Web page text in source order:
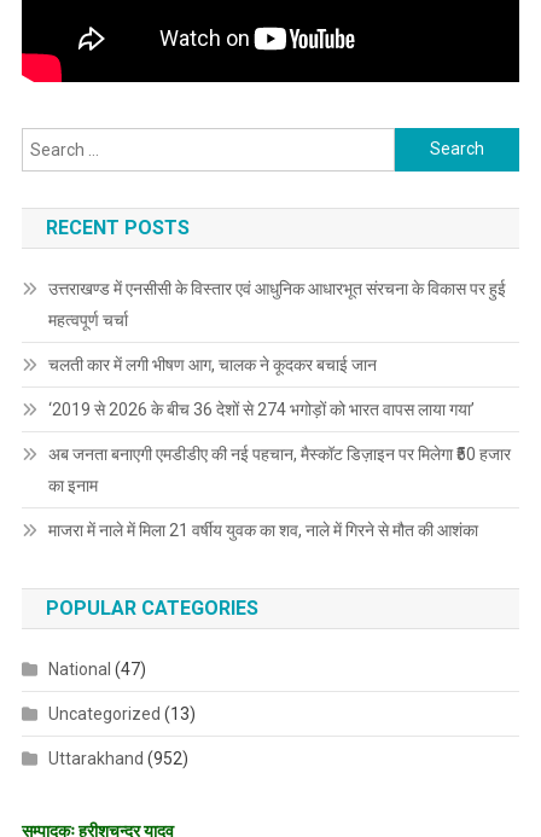
Search
for:
RECENT POSTS
उत्तराखण्ड में एनसीसी के विस्तार एवं आधुनिक आधारभूत संरचना के विकास पर हुई
महत्वपूर्ण चर्चा
चलती कार में लगी भीषण आग, चालक ने कूदकर बचाई जान
‘2019 से 2026 के बीच 36 देशों से 274 भगोड़ों को भारत वापस लाया गया’
अब जनता बनाएगी एमडीडीए की नई पहचान, मैस्कॉट डिज़ाइन पर मिलेगा ₹50 हजार
का इनाम
माजरा में नाले में मिला 21 वर्षीय युवक का शव, नाले में गिरने से मौत की आशंका
POPULAR CATEGORIES
National (47)
Uncategorized (13)
Uttarakhand (952)
सम्पादकः हरीशचन्द्र यादव